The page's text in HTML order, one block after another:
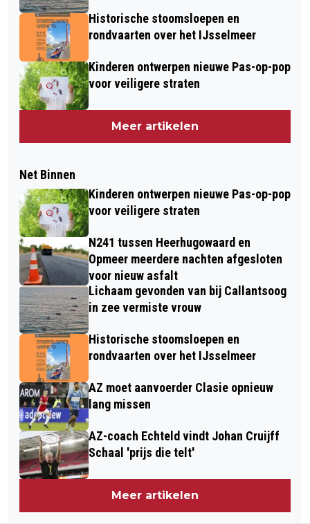
Historische stoomsloepen en
rondvaarten over het IJsselmeer
Kinderen ontwerpen nieuwe Pas-op-pop
voor veiligere straten
Meer artikelen
Net Binnen
Kinderen ontwerpen nieuwe Pas-op-pop
voor veiligere straten
N241 tussen Heerhugowaard en
Opmeer meerdere nachten afgesloten
voor nieuw asfalt
Lichaam gevonden van bij Callantsoog
in zee vermiste vrouw
Historische stoomsloepen en
rondvaarten over het IJsselmeer
AZ moet aanvoerder Clasie opnieuw
lang missen
AZ-coach Echteld vindt Johan Cruijff
Schaal 'prijs die telt'
Meer artikelen